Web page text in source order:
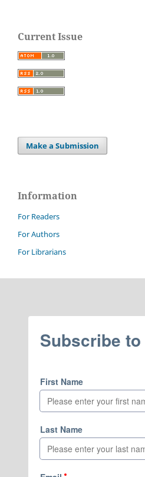
Current Issue
Make a Submission
Information
For Readers
For Authors
For Librarians